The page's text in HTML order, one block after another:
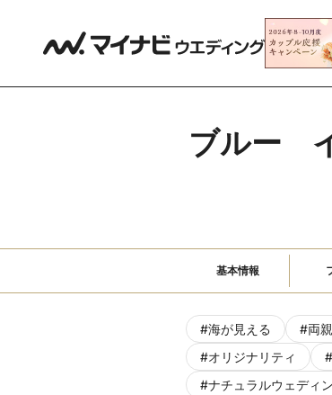
ブルー　
基本情報
#海が見える #両
#オリジナリティ #
#ナチュラルウェディ